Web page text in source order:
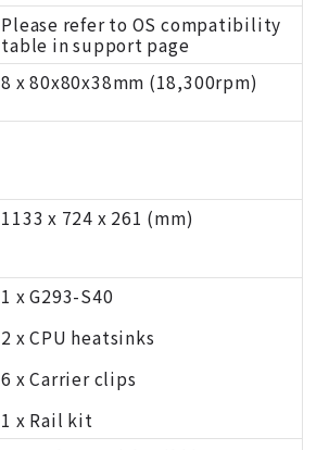
Please refer to OS compatibility
table in support page
8 x 80x80x38mm (18,300rpm)
1133 x 724 x 261 (mm)
1 x G293-S40
2 x CPU heatsinks
6 x Carrier clips
1 x Rail kit